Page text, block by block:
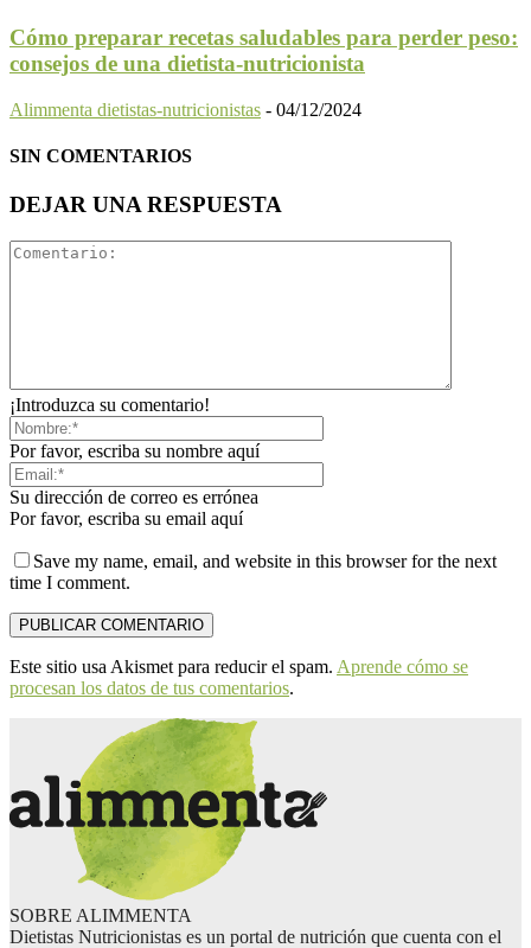
Cómo preparar recetas saludables para perder peso:
consejos de una dietista-nutricionista
Alimmenta dietistas-nutricionistas - 04/12/2024
SIN COMENTARIOS
DEJAR UNA RESPUESTA
¡Introduzca su comentario!
Por favor, escriba su nombre aquí
Su dirección de correo es errónea
Por favor, escriba su email aquí
Save my name, email, and website in this browser for the next
time I comment.
Este sitio usa Akismet para reducir el spam. Aprende cómo se
procesan los datos de tus comentarios.
SOBRE ALIMMENTA
Dietistas Nutricionistas es un portal de nutrición que cuenta con el